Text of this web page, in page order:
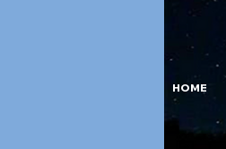
HOME